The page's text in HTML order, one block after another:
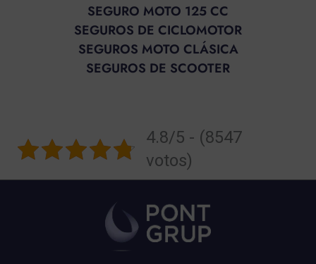
SEGURO MOTO 125 CC
SEGUROS DE CICLOMOTOR
SEGUROS MOTO CLÁSICA
SEGUROS DE SCOOTER
4.8/5 - (8547
votos)